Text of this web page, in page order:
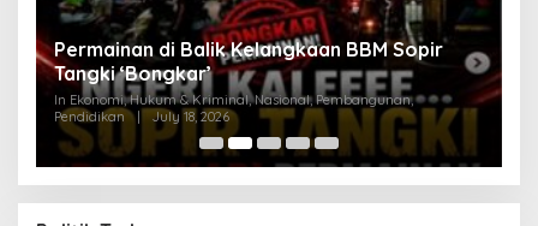
Permainan di Balik Kelangkaan BBM Sopir
Tangki ‘Bongkar’
In Ekonomi, Hukum & Kriminal, Nasional, Pembangunan,
Pendidikan
| July 18, 2026